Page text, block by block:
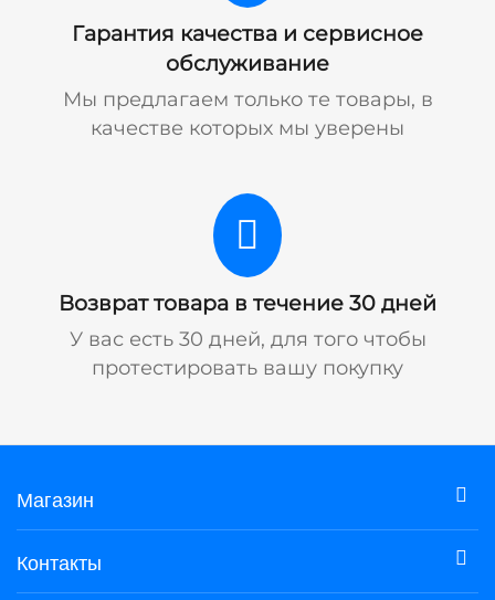
Гарантия качества и сервисное
обслуживание
Мы предлагаем только те товары, в
качестве которых мы уверены
Возврат товара в течение 30 дней
У вас есть 30 дней, для того чтобы
протестировать вашу покупку
Магазин
Контакты